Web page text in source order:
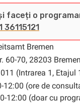
faceți o
36115121
Bremen
60-70, 28203 Bremen
(Intrarea 1, Etajul
12:00 (ore de
12:00 (doar cu